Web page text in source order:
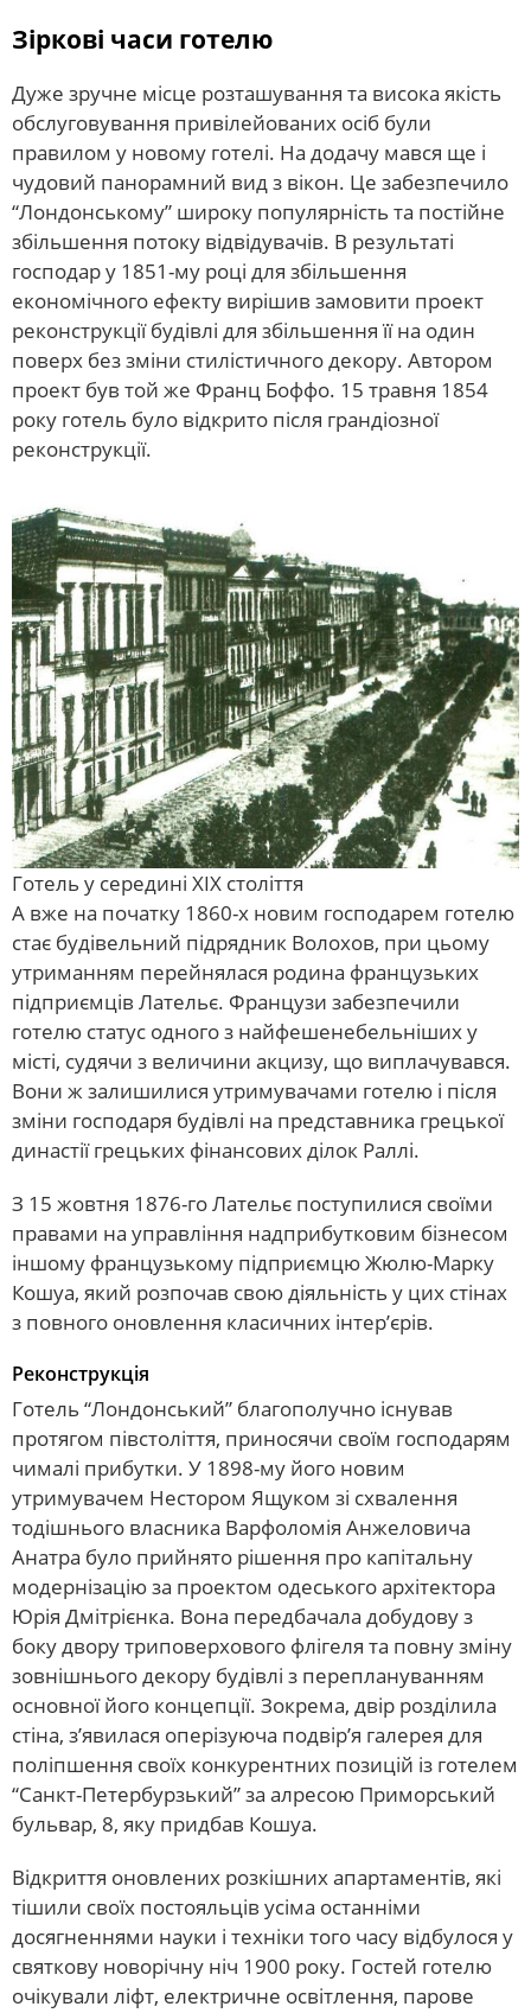
Зіркові часи готелю
Дуже зручне місце розташування та висока якість
обслуговування привілейованих осіб були
правилом у новому готелі. На додачу мався ще і
чудовий панорамний вид з вікон. Це забезпечило
“Лондонському” широку популярність та постійне
збільшення потоку відвідувачів. В результаті
господар у 1851-му році для збільшення
економічного ефекту вирішив замовити проект
реконструкції будівлі для збільшення її на один
поверх без зміни стилістичного декору. Автором
проект був той же Франц Боффо. 15 травня 1854
року готель було відкрито після грандіозної
реконструкції.
Готель у середині XIX століття
А вже на початку 1860-х новим господарем готелю
стає будівельний підрядник Волохов, при цьому
утриманням перейнялася родина французьких
підприємців Лательє. Французи забезпечили
готелю статус одного з найфешенебельніших у
місті, судячи з величини акцизу, що виплачувався.
Вони ж залишилися утримувачами готелю і після
зміни господаря будівлі на представника грецької
династії грецьких фінансових ділок Раллі.
З 15 жовтня 1876-го Лательє поступилися своїми
правами на управління надприбутковим бізнесом
іншому французькому підприємцю Жюлю-Марку
Кошуа, який розпочав свою діяльність у цих стінах
з повного оновлення класичних інтер’єрів.
Реконструкція
Готель “Лондонський” благополучно існував
протягом півстоліття, приносячи своїм господарям
чималі прибутки. У 1898-му його новим
утримувачем Нестором Ящуком зі схвалення
тодішнього власника Варфоломія Анжеловича
Анатра було прийнято рішення про капітальну
модернізацію за проектом одеського архітектора
Юрія Дмітрієнка. Вона передбачала добудову з
боку двору триповерхового флігеля та повну зміну
зовнішнього декору будівлі з переплануванням
основної його концепції. Зокрема, двір розділила
стіна, з’явилася оперізуюча подвір’я галерея для
поліпшення своїх конкурентних позицій із готелем
“Санкт-Петербурзький” за алресою Приморський
бульвар, 8, яку придбав Кошуа.
Відкриття оновлених розкішних апартаментів, які
тішили своїх постояльців усіма останніми
досягненнями науки і техніки того часу відбулося у
святкову новорічну ніч 1900 року. Гостей готелю
очікували ліфт, електричне освітлення, парове